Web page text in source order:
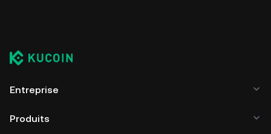
Entreprise
Produits